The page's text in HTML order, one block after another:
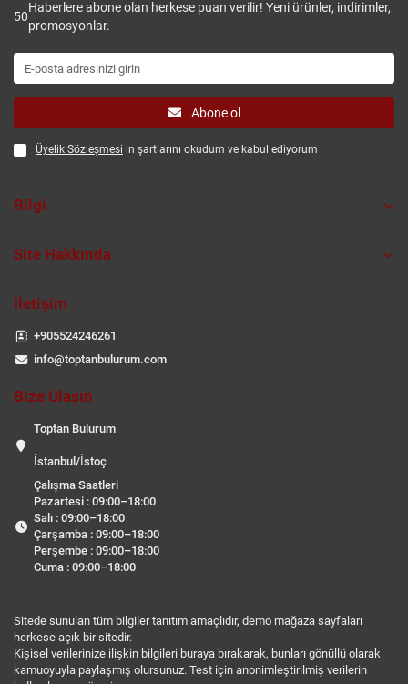
50
Haberlere abone olan herkese puan verilir! Yeni ürünler, indirimler,
promosyonlar.
Abone ol
Üyelik Sözleşmesi ın şartlarını okudum ve kabul ediyorum
Bilgi
Site Hakkında
İletişim
+905524246261
info@toptanbulurum.com
Bize Ulaşın
Toptan Bulurum
İstanbul/İstoç
Çalışma Saatleri
Pazartesi : 09:00–18:00
Salı : 09:00–18:00
Çarşamba : 09:00–18:00
Perşembe : 09:00–18:00
Cuma : 09:00–18:00
Sitede sunulan tüm bilgiler tanıtım amaçlıdır, demo mağaza sayfaları
herkese açık bir sitedir.
Kişisel verilerinize ilişkin bilgileri buraya bırakarak, bunları gönüllü olarak
kamuoyuyla paylaşmış olursunuz. Test için anonimleştirilmiş verilerin